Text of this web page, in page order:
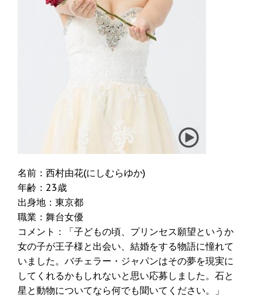
名前：西村由花(にしむらゆか)
年齢：23歳
出身地：東京都
職業：舞台女優
コメント：「子どもの頃、プリンセス願望というか
女の子が王子様と出会い、結婚をする物語に憧れて
いました。バチェラー・ジャパンはその夢を現実に
してくれるかもしれないと思い応募しました。石と
星と動物についてなら何でも聞いてください。」